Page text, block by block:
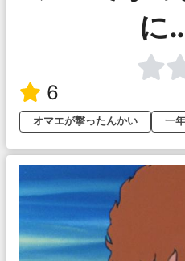
に
6
オマエが撃ったんかい
一